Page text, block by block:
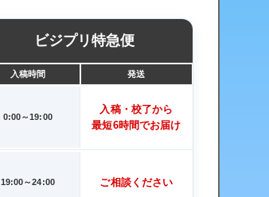
ビジプリ特急便
入稿時間 発送
0:00～19:00
入稿・校了から
最短6時間でお届け
19:00～24:00 ご相談ください